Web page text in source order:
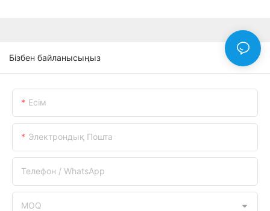
Бізбен байланысыңыз
Есім
Электрондық Пошта
Телефон / WhatsApp
MOQ